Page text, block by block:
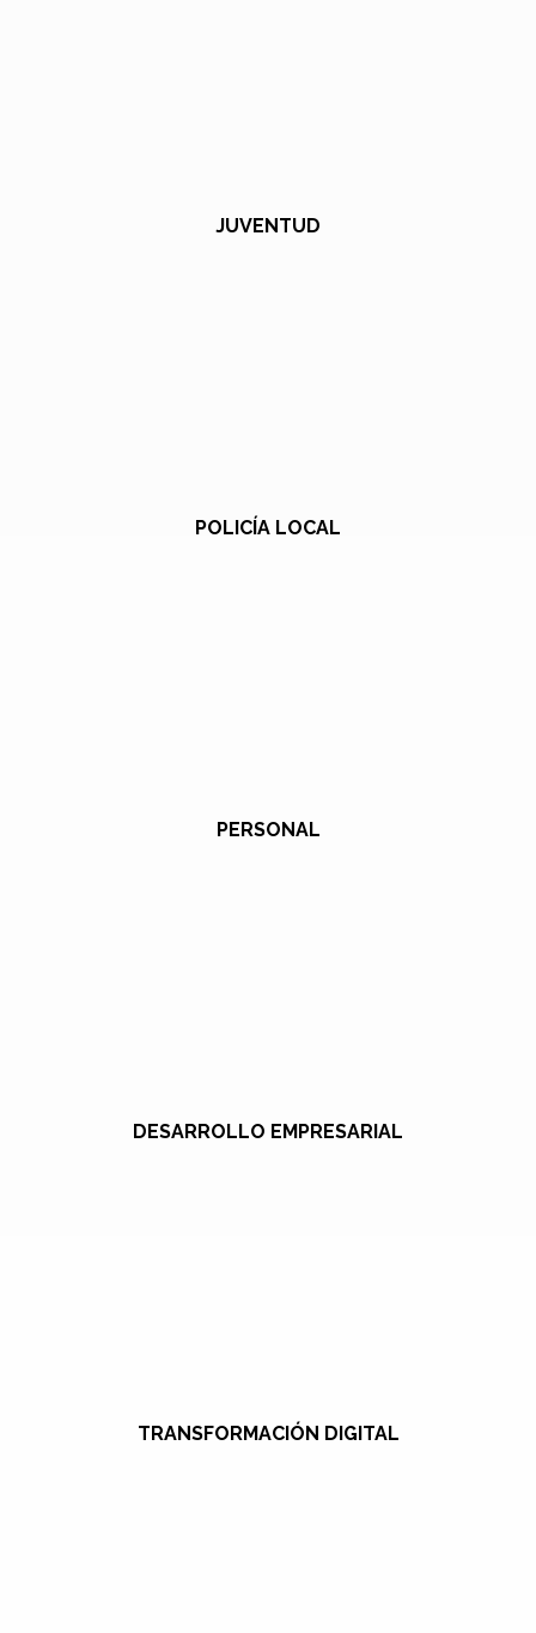
JUVENTUD
POLICÍA LOCAL
PERSONAL
DESARROLLO EMPRESARIAL
TRANSFORMACIÓN DIGITAL